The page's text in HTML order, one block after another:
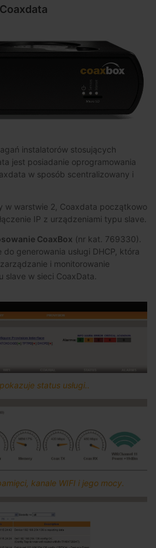
instalatorów stosujących
jest posiadanie oprogramowania
w sposób scentralizowany i
w warstwie 2, Coaxdata początkowo
IP z urządzeniami typu slave.
CoaxBox (nr kat. 769330).
generowania usługi DHCP, która
i monitorowanie
w sieci CoaxData.
status usługi..
kanale WIFI i jego mocy.